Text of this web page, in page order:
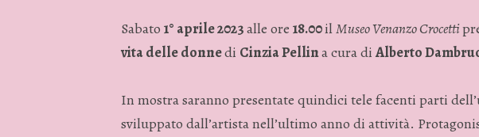
Sabato 1° aprile 2023alle ore 18.00ilMuseo Venanzo Crocetti
vita delle donnedi Cinzia Pellina cura di Alberto
In mostra saranno presentate quindici tele facenti parti
sviluppato dall’artista nell’ultimo anno di attività.